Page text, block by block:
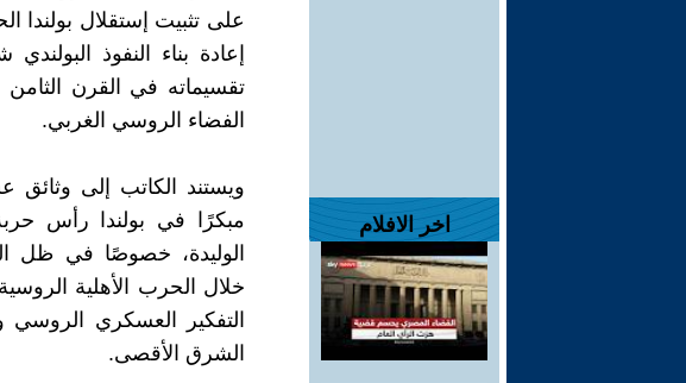
اخر الافلام
على تثبيت إستقلال بولندا
إعادة بناء النفوذ
تقسيماته في القرن
الفضاء الروسي الغربي.
ويستند الكاتب إلى وثائق
مبكرًا في بولندا رأس
الوليدة، خصوصًا في ظل
خلال الحرب الأهلية
التفكير العسكري الروسي
الشرق الأقصى.